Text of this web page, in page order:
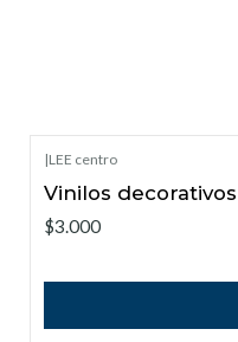
|LEE centro
Vinilos
$3.000